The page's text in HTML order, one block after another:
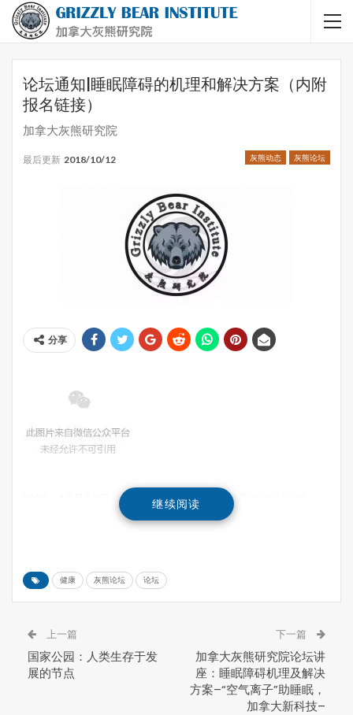
论坛通知|睡眠障碍的机理和解决方案（内附
报名链接）
加拿大灰熊研究院
灰熊动态 灰熊论坛
最后更新 2018/10/12
分享
时间：10月14日（星期日），上午10:30 至中午12:00
地点：FSC 4001，不列颠哥伦比亚大学，2424 Main
Canada（GBIC）
协办单位：高度周刊
联系人：谢女士,GBIC行政助理(778-8055535)
报名方式：
点击报名
在GBIC和高度周刊共同成功组织多次论坛之后，我们将组
继续阅读
健康 灰熊论坛 论坛
上一篇
国家公园：人类生存于发
展的节点
下一篇
加拿大灰熊研究院论坛讲
座：睡眠障碍机理及解决
方案–“空气离子”助睡眠，
加拿大新科技–